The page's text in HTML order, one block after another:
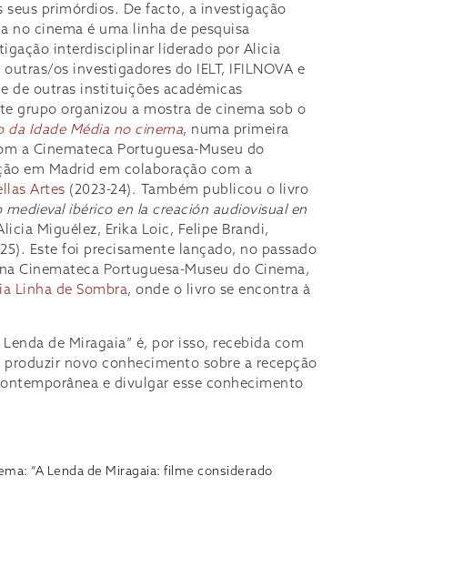
seus primórdios. De facto, a investigação
no cinema é uma linha de pesquisa
interdisciplinar liderado por Alicia
os investigadores do IELT, IFILNOVA e
e de outras instituições académicas
grupo organizou a mostra de cinema sob o
da Idade Média no cinema, numa primeira
a Cinemateca Portuguesa-Museu do
em Madrid em colaboração com a
Artes (2023-24). Também publicou o livro
ibérico en la creación audiovisual en
Miguélez, Erika Loic, Felipe Brandi,
Este foi precisamente lançado, no passado
na Cinemateca Portuguesa-Museu do Cinema,
Linha de Sombra, onde o livro se encontra à
de Miragaia” é, por isso, recebida com
novo conhecimento sobre a recepção
e divulgar esse conhecimento
“A Lenda de Miragaia: filme considerado